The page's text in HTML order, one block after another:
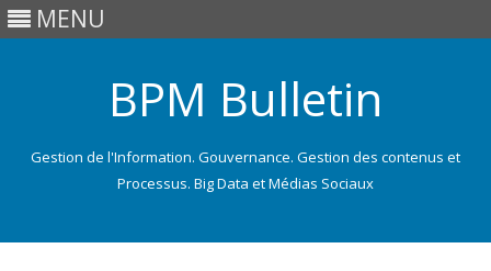
MENU
BPM Bulletin
Gestion de l'Information. Gouvernance. Gestion des contenus et
Processus. Big Data et Médias Sociaux